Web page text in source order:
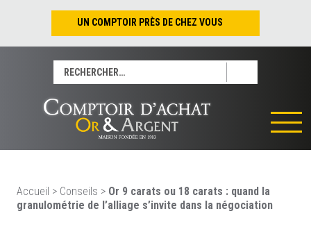
UN COMPTOIR PRÈS DE CHEZ VOUS
Nantes – Jean-Jacques Rousseau
Nantes – Saint-Pierre
Tours
La Rochelle
La Roche/Yon
Rechercher :
Accueil > Conseils > Or 9 carats ou 18 carats : quand la
granulométrie de l’alliage s’invite dans la négociation